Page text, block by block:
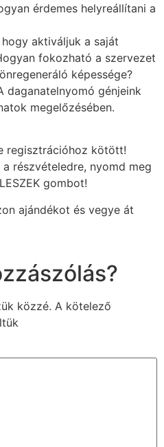
érdemes helyreállítani a
hogy aktiváljuk a saját
fokozható a szervezet
képessége?
daganatelnyomó génjeink
megelőzésében.
regisztrációhoz kötött!
részvételedre, nyomd meg
gombot!
ajándékot és vegye át
közzé. A kötelező